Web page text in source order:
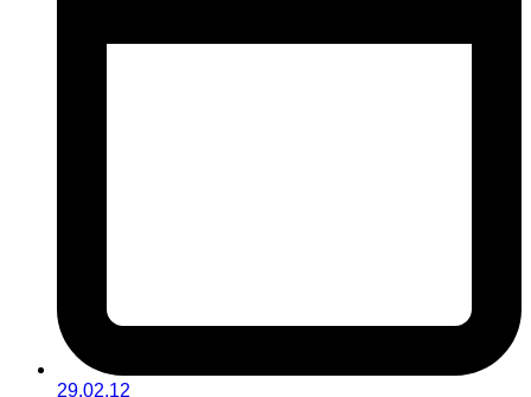
29.02.12